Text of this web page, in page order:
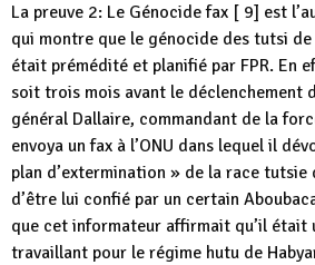
La preuve 2: Le Génocide fax [ 9] est
qui montre que le génocide des tutsi
était prémédité et planifié par FPR. En
soit trois mois avant le déclenchement
général Dallaire, commandant de la
envoya un fax à l’ONU dans lequel il
plan d’extermination » de la race tutsie
d’être lui confié par un certain
que cet informateur affirmait qu’il était
travaillant pour le régime hutu de